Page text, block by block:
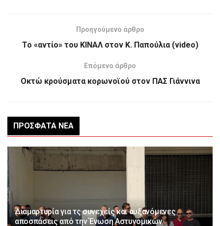
Προηγούμενο άρθρο
Το «αντίο» του ΚΙΝΑΛ στον Κ. Παπούλια (video)
Επόμενο άρθρο
Οκτώ κρούσματα κορωνοϊού στον ΠΑΣ Γιάννινα
ΠΡΌΣΦΑΤΑ ΝΈΑ
Διαμαρτυρία για τς συνεχείς και αυξανόμενες
αποσπάσεις από την Ένωση Αστυνομικών